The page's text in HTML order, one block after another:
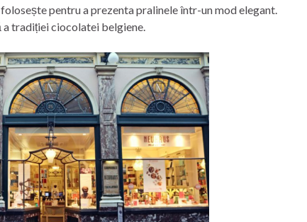
pentru a prezenta pralinele într-un mod elegant.
a tradiției ciocolatei belgiene.